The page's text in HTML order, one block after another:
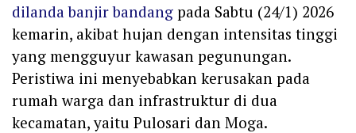
dilanda banjir bandang pada Sabtu (24/1) 2026
kemarin, akibat hujan dengan intensitas tinggi
yang mengguyur kawasan pegunungan.
Peristiwa ini menyebabkan kerusakan pada
rumah warga dan infrastruktur di dua
kecamatan, yaitu Pulosari dan Moga.